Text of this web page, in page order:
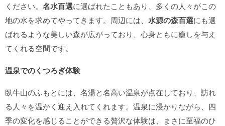
ください。 名水百選に選ばれたこともあり、多くの人々がこの
地の水を求めてやってきます。周辺には、 水源の森百選にも選
ばれるような美しい森が広がっており、心身ともに癒しを与え
てくれる空間です。
温泉でのくつろぎ体験
臥牛山のふもとには、名湯と名高い温泉が点在しており、訪れ
る人々を温かく迎え入れてくれます。温泉に浸かりながら、四
季の変化を感じることができる贅沢な体験は、まさに至福のひ